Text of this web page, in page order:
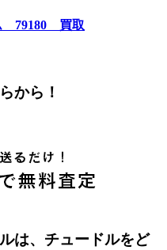
79180 買取
から！
は、チュードルをど